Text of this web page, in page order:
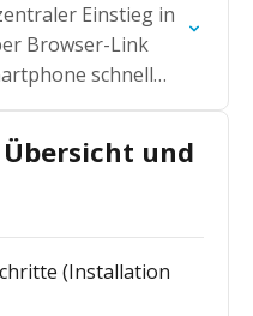
Einstieg in
Browser-Link
schnell
Übersicht und
(Installation